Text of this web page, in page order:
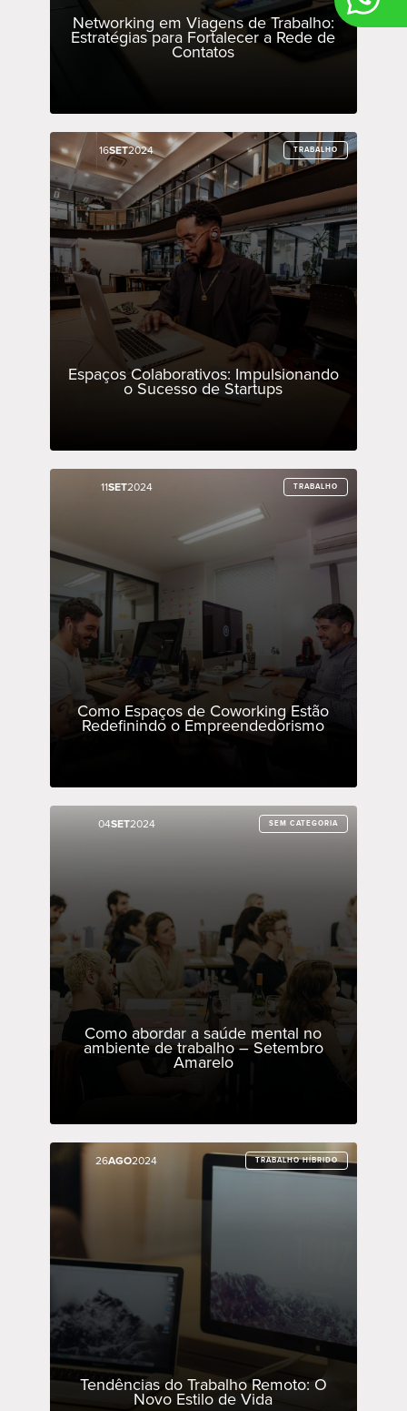
Networking em Viagens de Trabalho:
Estratégias para Fortalecer a Rede de
Contatos
16SET2024 TRABALHO
Espaços Colaborativos: Impulsionando
o Sucesso de Startups
16SET2024 TRABALHO
11SET2024 TRABALHO
Como Espaços de Coworking Estão
Redefinindo o Empreendedorismo
11SET2024 TRABALHO
04SET2024 SEM CATEGORIA
Como abordar a saúde mental no
ambiente de trabalho – Setembro
Amarelo
04SET2024 SEM CATEGORIA
26AGO2024 TRABALHO HÍBRIDO
Tendências do Trabalho Remoto: O
Novo Estilo de Vida
26AGO2024 TRABALHO HÍBRIDO